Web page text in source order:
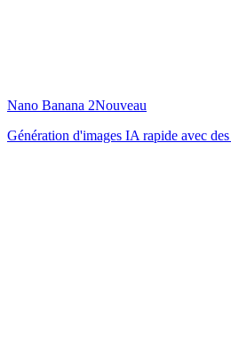
Nano Banana 2Nouveau
Génération d'images IA rapide avec